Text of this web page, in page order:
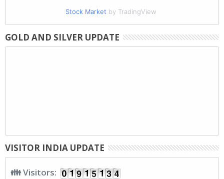
Stock Market by TradingView
GOLD AND SILVER UPDATE
VISITOR INDIA UPDATE
👪 Visitors: